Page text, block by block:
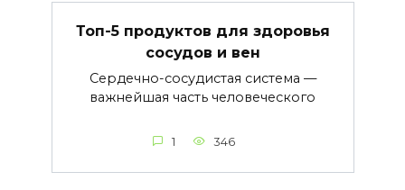
Топ-5 продуктов для здоровья
сосудов и вен
Сердечно-сосудистая система —
важнейшая часть человеческого
1 346